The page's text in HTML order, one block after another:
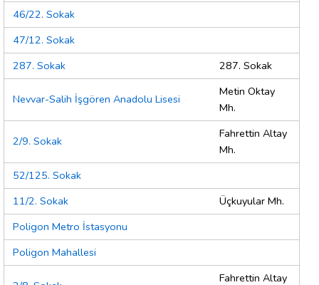
46/22. Sokak
47/12. Sokak
287. Sokak
287. Sokak
Nevvar-Salih İşgören Anadolu Lisesi
Metin Oktay
Mh.
2/9. Sokak
Fahrettin Altay
Mh.
52/125. Sokak
11/2. Sokak
Üçkuyular Mh.
Poligon Metro İstasyonu
Poligon Mahallesi
Fahrettin Altay